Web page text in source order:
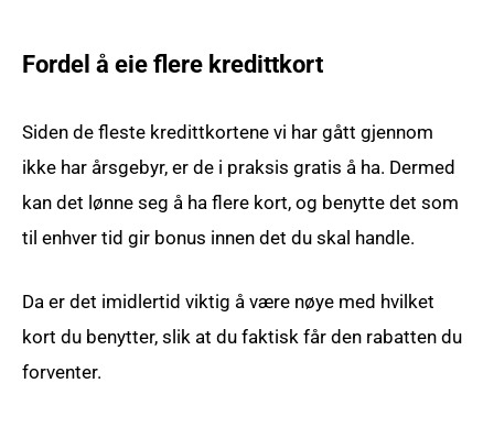
Fordel å eie flere kredittkort
Siden de fleste kredittkortene vi har gått gjennom
ikke har årsgebyr, er de i praksis gratis å ha. Dermed
kan det lønne seg å ha flere kort, og benytte det som
til enhver tid gir bonus innen det du skal handle.
Da er det imidlertid viktig å være nøye med hvilket
kort du benytter, slik at du faktisk får den rabatten du
forventer.